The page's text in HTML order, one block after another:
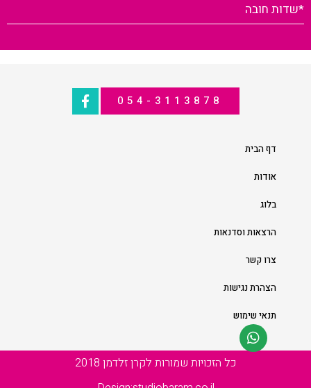
*שדות חובה
054-3113878
דף הבית
אודות
בלוג
הרצאות וסדנאות
צרו קשר
הצהרת נגישות
תנאי שימוש
כל הזכויות שמורות לקרן זלדמן 2018